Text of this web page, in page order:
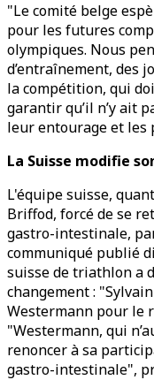
"Le comité belge
pour les futures
olympiques. Nous
d’entraînement, des
la compétition, qui
garantir qu’il n’y ait
leur entourage et les
La Suisse modifie
L'équipe suisse,
Briffod, forcé de se
gastro-intestinale,
communiqué publié
suisse de triathlon a
changement :
Westermann pour le
"Westermann, qui
renoncer à sa
gastro-intestinale",